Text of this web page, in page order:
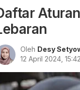
Oleh Desy
12 April 2024, 15:42